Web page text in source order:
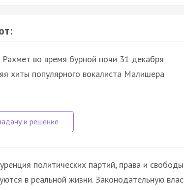
во время бурной ночи 31 декабря
хиты популярного вокалиста Малишера
политических партий, права и свободы
в реальной жизни. Законодательную